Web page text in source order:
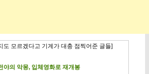
도 모르겠다고 기계가 대충 점찍어준 글들]
야의 악몽, 입체영화로 재개봉